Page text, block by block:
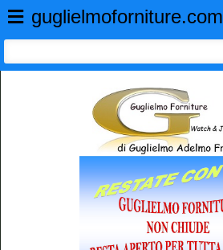
guglielmoforniture.com
GUGLIELMO FORNITURE